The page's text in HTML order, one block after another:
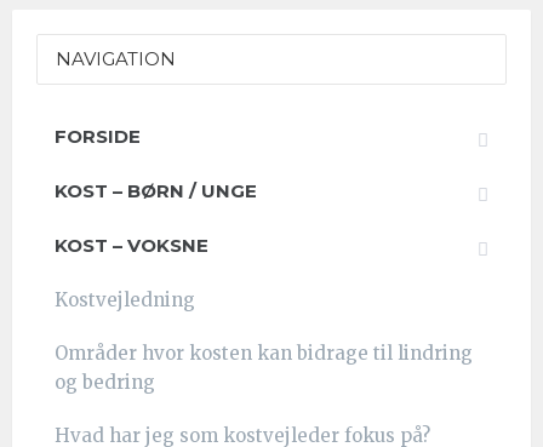
NAVIGATION
FORSIDE
KOST – BØRN / UNGE
KOST – VOKSNE
Kostvejledning
Områder hvor kosten kan bidrage til lindring
og bedring
Hvad har jeg som kostvejleder fokus på?